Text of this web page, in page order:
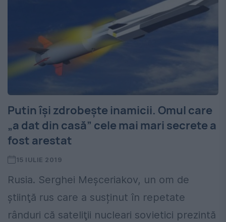
Putin își zdrobește inamicii. Omul care
„a dat din casă” cele mai mari secrete a
fost arestat
15 IULIE 2019
Rusia. Serghei Meşceriakov, un om de
ştiinţă rus care a susținut în repetate
rânduri că sateliţii nucleari sovietici prezintă